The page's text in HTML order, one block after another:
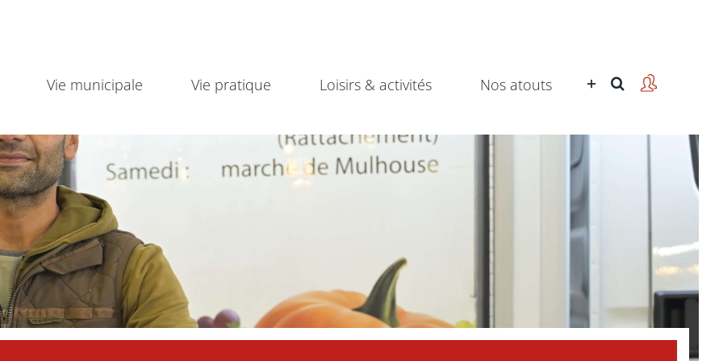
Vie municipale Vie pratique Loisirs & activités Nos atouts